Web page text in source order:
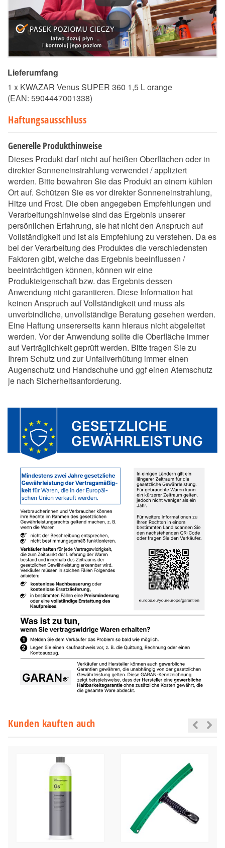
Lieferumfang
1 x KWAZAR Venus SUPER 360 1,5 L orange
(EAN: 5904447001338)
Haftungsausschluss
Generelle Produkthinweise
Dieses Produkt darf nicht auf heißen Oberflächen oder in
direkter Sonneneinstrahlung verwendet / appliziert
werden. Bitte bewahren Sie das Produkt an einem kühlen
Ort auf. Schützen Sie es vor direkter Sonneneinstrahlung,
Hitze und Frost. Die oben angegeben Empfehlungen und
Verarbeitungshinweise sind das Ergebnis unserer
persönlichen Erfahrung, sie hat nicht den Anspruch auf
Vollständigkeit und ist als Empfehlung zu verstehen. Da es
bei der Verarbeitung des Produktes die verschiedensten
Faktoren gibt, welche das Ergebnis beeinflussen /
beeinträchtigen können, können wir eine
Produkteigenschaft bzw. das Ergebnis dessen
Anwendung nicht garantieren. Diese Information hat
keinen Anspruch auf Vollständigkeit und muss als
unverbindliche, unvollständige Beratung gesehen werden.
Eine Haftung unsererseits kann hieraus nicht abgeleitet
werden. Vor der Anwendung sollte die Oberfläche immer
auf Verträglichkeit geprüft werden. Bitte tragen Sie zu
Ihrem Schutz und zur Unfallverhütung immer einen
Augenschutz und Handschuhe und ggf einen Atemschutz
je nach Sicherheitsanforderung.
Kunden kauften auch